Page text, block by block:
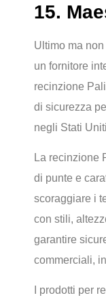
15.
Ultimo ma
un fornitore
recinzione
di sicurezza
negli Stati
La recinzione
di punte e
scoraggiare i
con stili,
garantire
commerciali,
I prodotti per